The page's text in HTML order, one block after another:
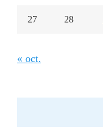
27 28
« oct.